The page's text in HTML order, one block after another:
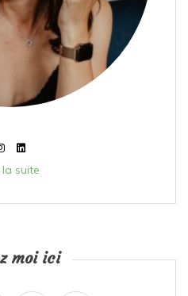
la suite
moi ici